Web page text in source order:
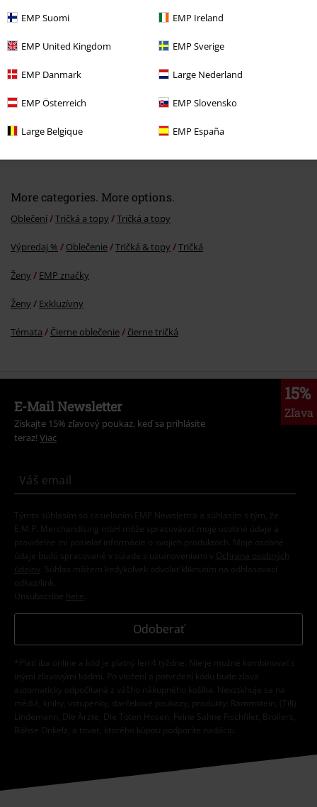
EMP Suomi EMP Ireland
EMP United Kingdom EMP Sverige
EMP Danmark Large Nederland
EMP Österreich EMP Slovensko
Large Belgique EMP España
OMCOd€ 34,99
More categories. More options.
Oblečení Tričká a topy Tričká a topy
Výpredaj % Oblečenie Tričká & topy Tričká
Ženy EMP značky
Ženy Exkluzívny
Témata Čierne oblečenie čierne tričká
15%
Zľava
E-Mail Newsletter
Získajte 15% zľavový poukaz, keď sa prihlásite
teraz! Viac
Týmto súhlasím so zasielaním EMP Newslettra a súhlasím s tým, že
E.M.P. Merchandising mbH môže spracovávať moje osobné údaje a
pravidelne mi posielať informácie o svojich produktoch. Moje osobné
údaje budú spracované v súlade s ustanoveniami v
Ochrana osobných
údajov
. Súhlas môžem kedykoľvek odvolať kliknutím na odhlasovací
odkaz/link.
Unsubscribe here
Odoberať
*Platí iba online a kód je platný len 4 týždne. Nie je možné kombinovať s
inými zľavovými kódmi. Po vložení a potvrdení kódu bude zľava
automaticky odpočítaná z vášho nákupného košíka. Nevzťahuje sa na
médiá, knihy, vstupenky, darčekové poukazy, produkty: Rammstein, (Till)
Lindemann, Die Ärzte, Die Toten Hosen, Feine Sahne Fischfilet, Broilers,
Böhse Onkelz, a tovar, ktorého kúpou podporíte nadáciu.